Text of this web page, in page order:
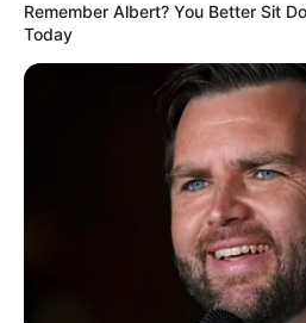
Pronostic PMU et bruits
Quinté du jour pour le
Remember Albert? You Better Sit
Today